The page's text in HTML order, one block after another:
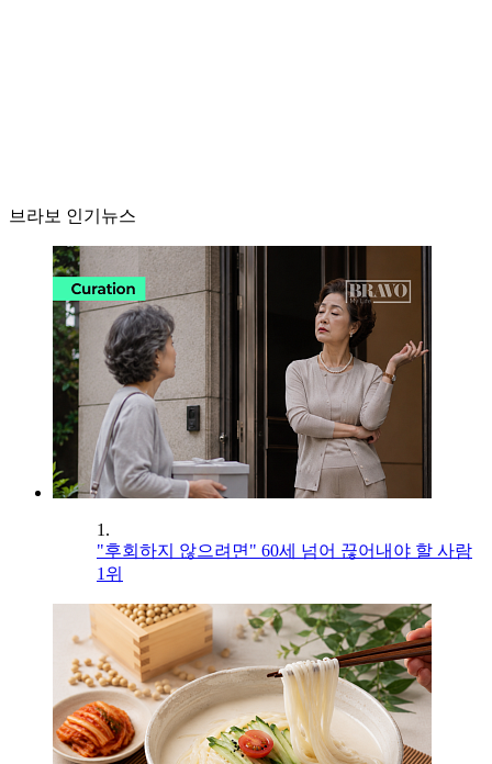
브라보 인기뉴스
1.
"후회하지 않으려면" 60세 넘어 끊어내야 할 사람
1위